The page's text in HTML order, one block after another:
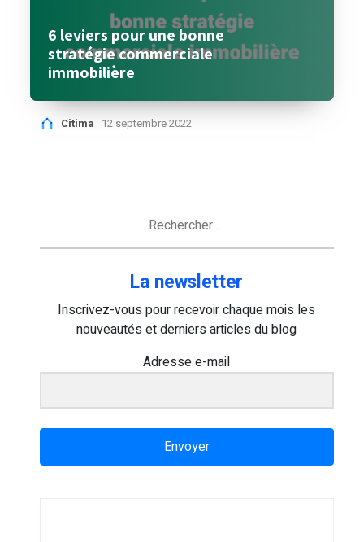
6 leviers pour une bonne
stratégie commerciale
immobilière
Citima 12 septembre 2022
La newsletter
Inscrivez-vous pour recevoir chaque mois les
nouveautés et derniers articles du blog
Adresse e-mail
Envoyer